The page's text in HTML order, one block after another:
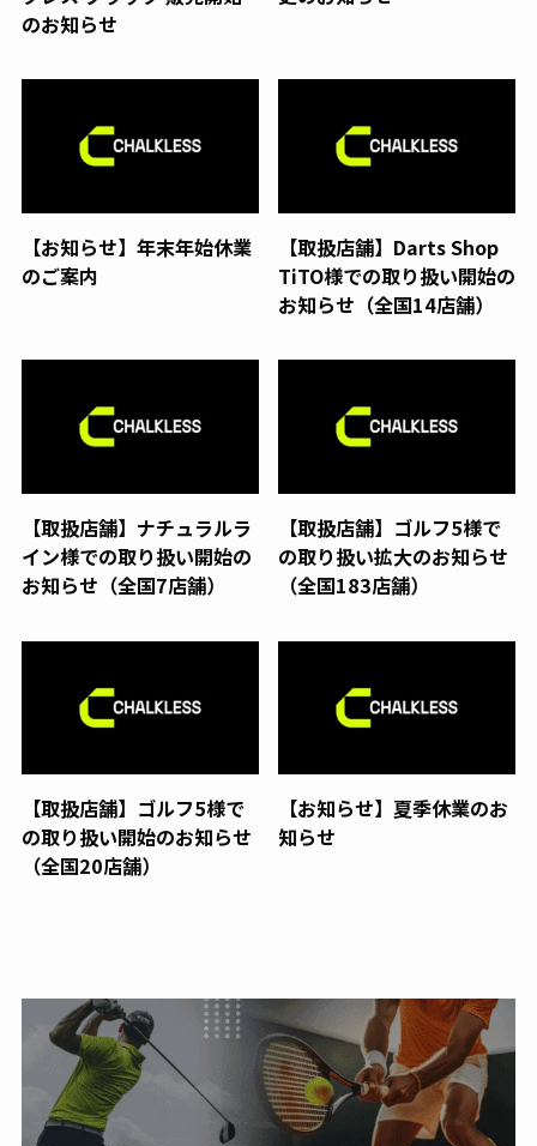
のお知らせ
【お知らせ】年末年始休業
のご案内
【取扱店舗】Darts Shop
TiTO様での取り扱い開始の
お知らせ（全国14店舗）
【取扱店舗】ナチュラルラ
イン様での取り扱い開始の
お知らせ（全国7店舗）
【取扱店舗】ゴルフ5様で
の取り扱い拡大のお知らせ
（全国183店舗）
【取扱店舗】ゴルフ5様で
の取り扱い開始のお知らせ
（全国20店舗）
【お知らせ】夏季休業のお
知らせ